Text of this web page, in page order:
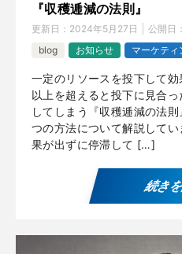
『収穫逓減の法則』
更新日： 2024年5月27日 公開日：
blog
お知らせ マーケティ
一定のリソースを投下して
以上を超えると投下に見合
してしまう『収穫逓減の法
つの方法について解説して
果が出ずに停滞して […]
続き